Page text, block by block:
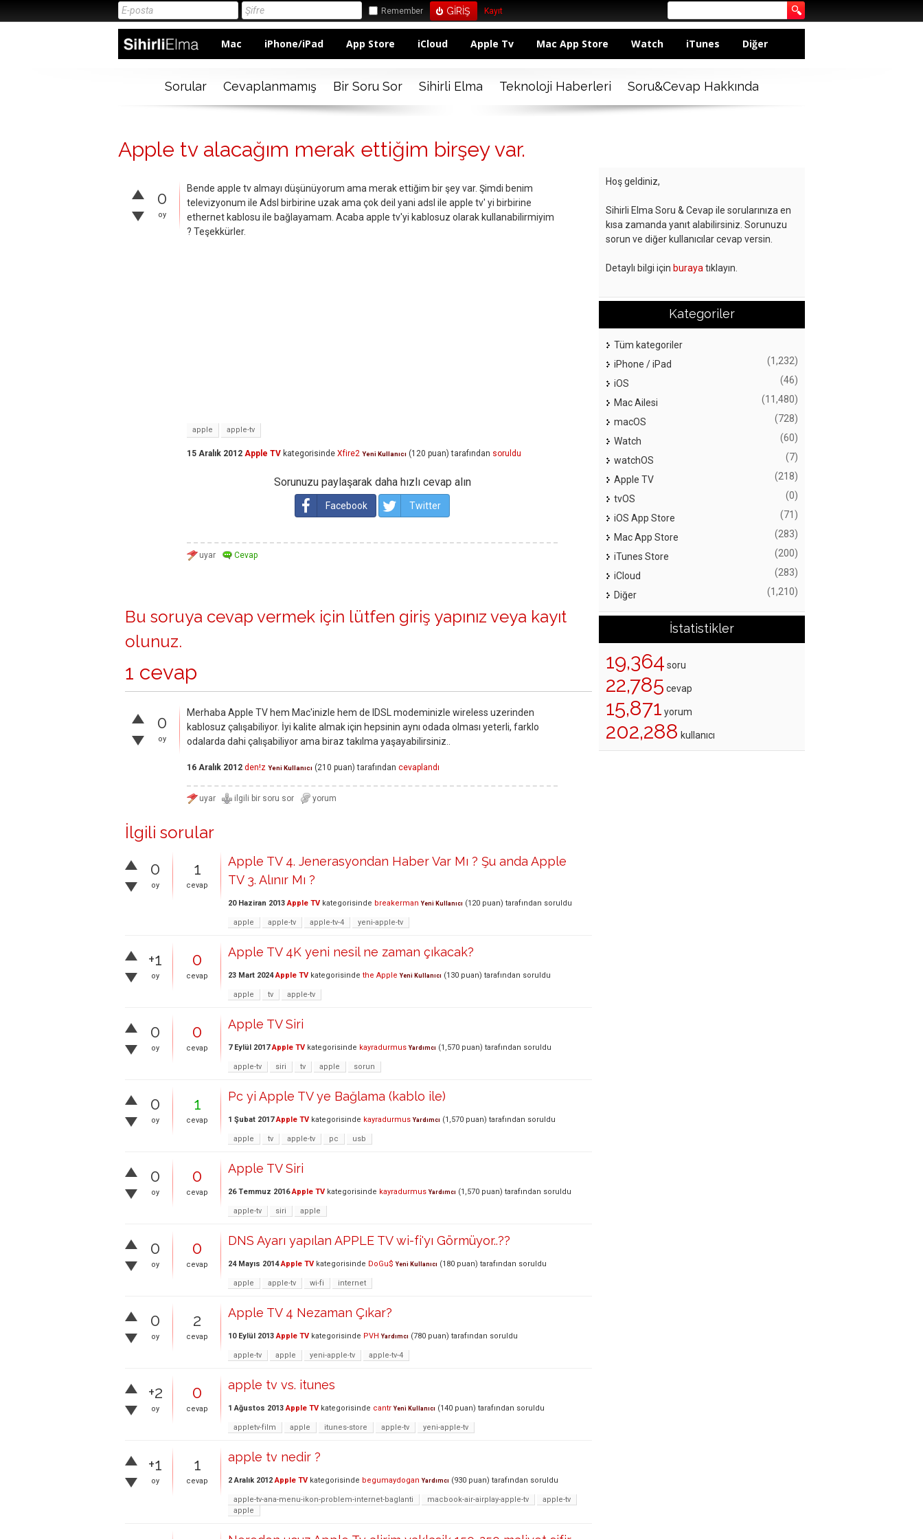
Remember Kayıt
Mac iPhone/iPad App Store iCloud Apple Tv Mac App Store Watch iTunes Diğer
Sorular Cevaplanmamış Bir Soru Sor Sihirli Elma Teknoloji Haberleri Soru&Cevap Hakkında
Apple tv alacağım merak ettiğim birşey var.
0
oy
Bende apple tv almayı düşünüyorum ama merak ettiğim bir şey var. Şimdi benim
televizyonum ile Adsl birbirine uzak ama çok deil yani adsl ile apple tv' yi birbirine
ethernet kablosu ile bağlayamam. Acaba apple tv'yi kablosuz olarak kullanabilirmiyim
? Teşekkürler.
apple apple-tv
15 Aralık 2012 Apple TV kategorisinde Xfire2 Yeni Kullanıcı (120 puan) tarafından soruldu
Sorunuzu paylaşarak daha hızlı cevap alın
Facebook Twitter
Bu soruya cevap vermek için lütfen giriş yapınız veya kayıt
olunuz.
1 cevap
0
oy
Merhaba Apple TV hem Mac'inizle hem de IDSL modeminizle wireless uzerinden
kablosuz çalışabiliyor. İyi kalite almak için hepsinin aynı odada olması yeterli, farklo
odalarda dahi çalışabiliyor ama biraz takılma yaşayabilirsiniz..
16 Aralık 2012 den!z Yeni Kullanıcı (210 puan) tarafından cevaplandı
İlgili sorular
0
oy
1
cevap
Apple TV 4. Jenerasyondan Haber Var Mı ? Şu anda Apple
TV 3. Alınır Mı ?
20 Haziran 2013 Apple TV kategorisinde breakerman Yeni Kullanıcı (120 puan) tarafından soruldu
apple apple-tv apple-tv-4 yeni-apple-tv
+1
oy
0
cevap
Apple TV 4K yeni nesil ne zaman çıkacak?
23 Mart 2024 Apple TV kategorisinde the Apple Yeni Kullanıcı (130 puan) tarafından soruldu
apple tv apple-tv
0
oy
0
cevap
Apple TV Siri
7 Eylül 2017 Apple TV kategorisinde kayradurmus Yardımcı (1,570 puan) tarafından soruldu
apple-tv siri tv apple sorun
0
oy
1
cevap
Pc yi Apple TV ye Bağlama (kablo ile)
1 Şubat 2017 Apple TV kategorisinde kayradurmus Yardımcı (1,570 puan) tarafından soruldu
apple tv apple-tv pc usb
0
oy
0
cevap
Apple TV Siri
26 Temmuz 2016 Apple TV kategorisinde kayradurmus Yardımcı (1,570 puan) tarafından soruldu
apple-tv siri apple
0
oy
0
cevap
DNS Ayarı yapılan APPLE TV wi-fi'yı Görmüyor..??
24 Mayıs 2014 Apple TV kategorisinde DoGu$ Yeni Kullanıcı (180 puan) tarafından soruldu
apple apple-tv wi-fi internet
0
oy
2
cevap
Apple TV 4 Nezaman Çıkar?
10 Eylül 2013 Apple TV kategorisinde PVH Yardımcı (780 puan) tarafından soruldu
apple-tv apple yeni-apple-tv apple-tv-4
+2
oy
0
cevap
apple tv vs. itunes
1 Ağustos 2013 Apple TV kategorisinde cantr Yeni Kullanıcı (140 puan) tarafından soruldu
appletv-film apple itunes-store apple-tv yeni-apple-tv
+1
oy
1
cevap
apple tv nedir ?
2 Aralık 2012 Apple TV kategorisinde begumaydogan Yardımcı (930 puan) tarafından soruldu
apple-tv-ana-menu-ikon-problem-internet-baglanti macbook-air-airplay-apple-tv
apple-tv
apple
Hoş geldiniz,
Sihirli Elma Soru & Cevap ile sorularınıza en
kısa zamanda yanıt alabilirsiniz. Sorunuzu
sorun ve diğer kullanıcılar cevap versin.
Detaylı bilgi için buraya tıklayın.
Kategoriler
Tüm kategoriler
iPhone / iPad
(1,232)
iOS (46)
Mac Ailesi (11,480)
macOS (728)
Watch (60)
watchOS (7)
Apple TV (218)
tvOS (0)
iOS App Store (71)
Mac App Store (283)
iTunes Store (200)
iCloud (283)
Diğer (1,210)
İstatistikler
19,364 soru
22,785 cevap
15,871 yorum
202,288 kullanıcı